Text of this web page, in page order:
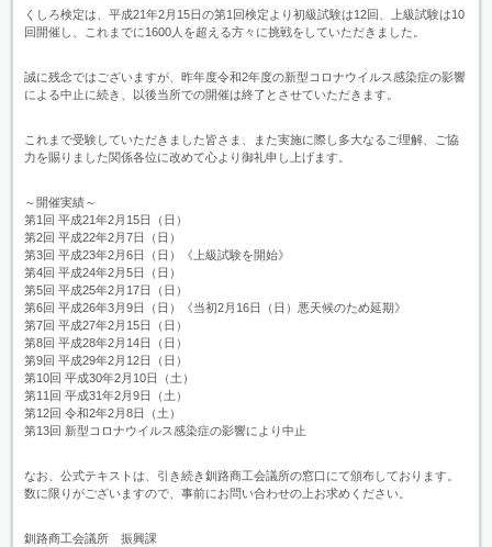
くしろ検定は、平成21年2月15日の第1回検定より初級試験は12回、上級試験は10
回開催し、これまでに1600人を超える方々に挑戦をしていただきました。
誠に残念ではございますが、昨年度令和2年度の新型コロナウイルス感染症の影響
による中止に続き、以後当所での開催は終了とさせていただきます。
これまで受験していただきました皆さま、また実施に際し多大なるご理解、ご協
力を賜りました関係各位に改めて心より御礼申し上げます。
～開催実績～
第1回 平成21年2月15日（日）
第2回 平成22年2月7日（日）
第3回 平成23年2月6日（日）《上級試験を開始》
第4回 平成24年2月5日（日）
第5回 平成25年2月17日（日）
第6回 平成26年3月9日（日）《当初2月16日（日）悪天候のため延期》
第7回 平成27年2月15日（日）
第8回 平成28年2月14日（日）
第9回 平成29年2月12日（日）
第10回 平成30年2月10日（土）
第11回 平成31年2月9日（土）
第12回 令和2年2月8日（土）
第13回 新型コロナウイルス感染症の影響により中止
なお、公式テキストは、引き続き釧路商工会議所の窓口にて頒布しております。
数に限りがございますので、事前にお問い合わせの上お求めください。
釧路商工会議所 振興課